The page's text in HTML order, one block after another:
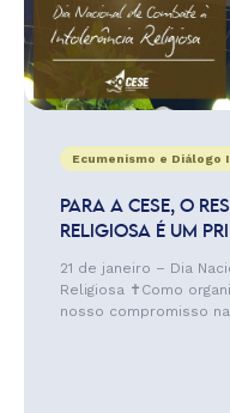
Ecumenismo e
PARA A CESE, O
RELIGIOSA É UM
21 de janeiro – Dia
Religiosa ✝️Como
nosso compromisso